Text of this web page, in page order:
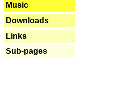
Music
Downloads
Links
Sub-pages